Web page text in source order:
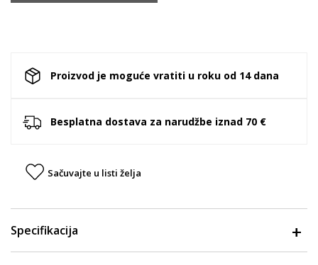
Proizvod je moguće vratiti u roku od 14 dana
Besplatna dostava za narudžbe iznad 70 €
Sačuvajte u listi želja
Specifikacija